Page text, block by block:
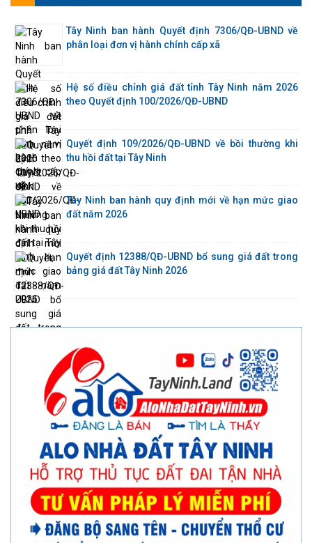
Tây Ninh ban hành Quyết định 7306/QĐ-UBND về
phân loại đơn vị hành chính cấp xã
Hệ số điều chỉnh giá đất tỉnh Tây Ninh năm 2026
theo Quyết định 100/2026/QĐ-UBND
Quyết định 109/2026/QĐ-UBND về bồi thường khi
thu hồi đất tại Tây Ninh
Tây Ninh ban hành quy định mới về hạn mức giao
đất năm 2026
Quyết định 12388/QĐ-UBND bổ sung giá đất trong
bảng giá đất Tây Ninh 2026